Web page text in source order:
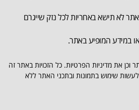
לא תישא באחריות לכל נזק שייגרם
במידע המופיע באתר.
וכן את מדיניות הפרטיות. כל הזכויות באתר זה
שימוש בתמונות ובתכני האתר ללא